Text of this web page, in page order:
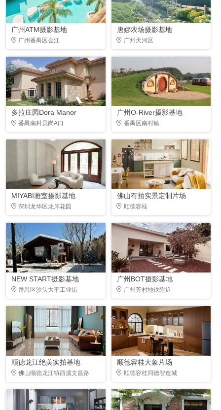
广州ATM摄影基地
广州番禺区会江
唐娜农场摄影基地
广州天河区
多拉庄园Dora Manor
番禺南村员岗A口
广州O-River摄影基地
番禺区南村镇
MIYABI雅室摄影基地
深圳龙华区龙岸花园
佛山有拍实景定制片场
顺德容桂
NEW START摄影基地
番禺区沙头大平工业街
广州BOT摄影基地
广州芳村地铁附近
顺德龙江绝美实拍基地
佛山顺德龙江镇西溪文昌路
顺德容桂大象片场
顺德容桂同德智造城